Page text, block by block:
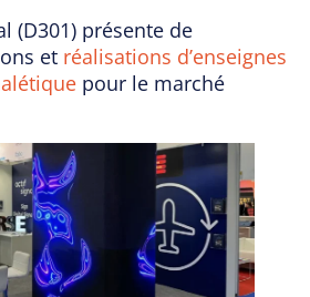
(D301) présente de
et réalisations d’enseignes
pour le marché